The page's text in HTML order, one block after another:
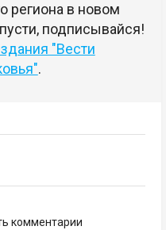
региона в новом
подписывайся!
"Вести
.
комментарии